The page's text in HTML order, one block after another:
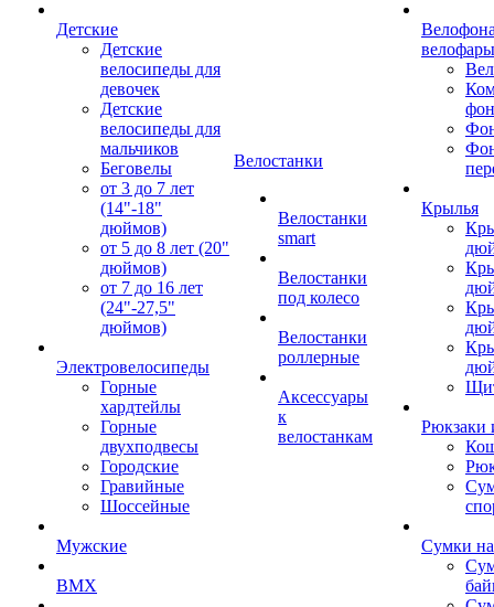
Детские
Детские
велосипеды для
девочек
Детские
велосипеды для
мальчиков
Беговелы
от 3 до 7 лет
(14"-18"
дюймов)
от 5 до 8 лет (20"
дюймов)
от 7 до 16 лет
(24"-27,5"
дюймов)
Электровелосипеды
Горные
хардтейлы
Горные
двухподвесы
Городские
Гравийные
Шоссейные
Мужские
BMX
Велостанки
Велостанки
smart
Велостанки
под колесо
Велостанки
роллерные
Аксессуары
к
велостанкам
велофары
Крылья
Рюкзаки
Сумки